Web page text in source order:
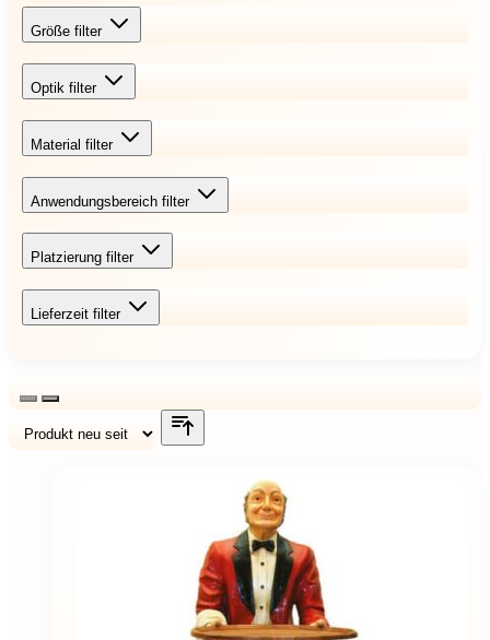
Größe filter
Optik filter
Material filter
Anwendungsbereich filter
Platzierung filter
Lieferzeit filter